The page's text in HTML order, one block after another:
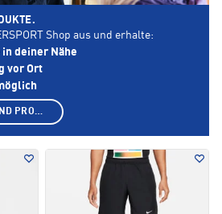
Shop aus und erhalte:
deiner Nähe
vor Ort
SHOP AUSWÄHLEN UND PRODUKTE ANZEIGEN